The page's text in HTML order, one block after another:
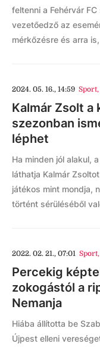
feltenni a Fehérvár
vezetőedző az
mérkőzésre és arra
2024. 05. 16., 14:59 Sport,
Kalmár Zsolt a
szezonban
léphet
Ha minden jól alakul,
láthatja Kalmár
játékos mint mondja,
történt sérüléséből
2022. 02. 21., 07:01 Sport,
Percekig
zokogástól a
Nemanja
Hiába állította be
Újpest elleni